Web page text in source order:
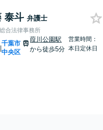
泰斗 弁護士
合法律事務所
|
千葉市
中央区
葭川公園駅
から徒歩5分
営業時間：
本日定休日